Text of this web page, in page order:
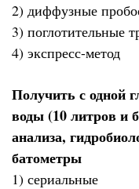
2) диффузные
3) поглотительные
4) экспресс-метод
Получить с одной
воды (10 литров и
анализа,
батометры
1) сериальные